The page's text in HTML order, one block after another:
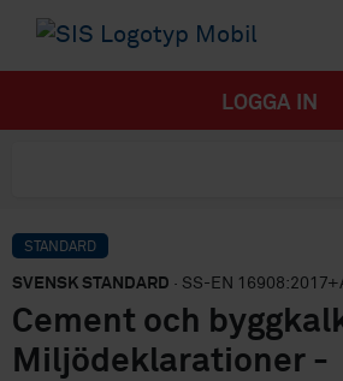
LOGGA IN
STANDARD
SVENSK STANDARD · SS-EN
Cement och
Miljödeklarationer -